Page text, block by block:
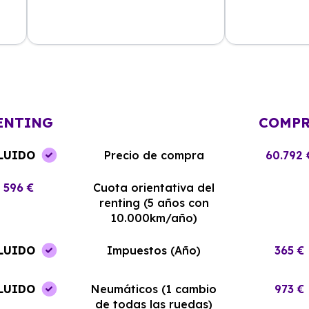
Precio de compra 60.792
596 €
Cuota orientativa del
renting (5 años con
10.000km/año)
Impuestos (Año) 365 €
Neumáticos (1 cambio
de todas las ruedas)
973 €